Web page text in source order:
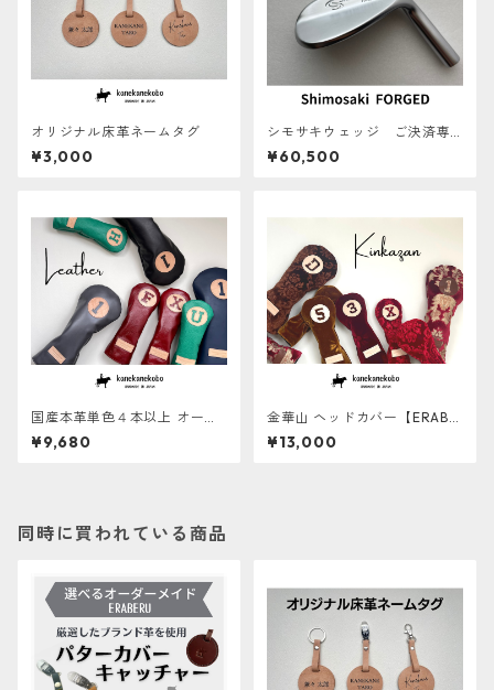
オリジナル床革ネームタグ
¥3,000
シモサキウェッジ ご決済専
用
¥60,500
国産本革単色４本以上 オーダ
ーメイドヘッドカバー【ERAB
ERU】
¥9,680
金華山 ヘッドカバー【ERABE
RU】
¥13,000
同時に買われている商品